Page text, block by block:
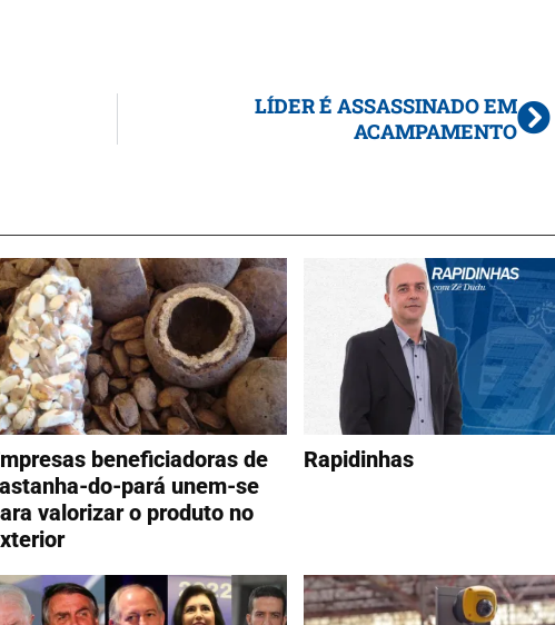
LÍDER É ASSASSINADO EM
ACAMPAMENTO
beneficiadoras de
do-pará unem-se
valorizar o produto no
Rapidinhas